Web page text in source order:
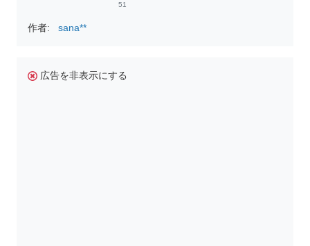
51
作者: sana**
広告を非表示にする